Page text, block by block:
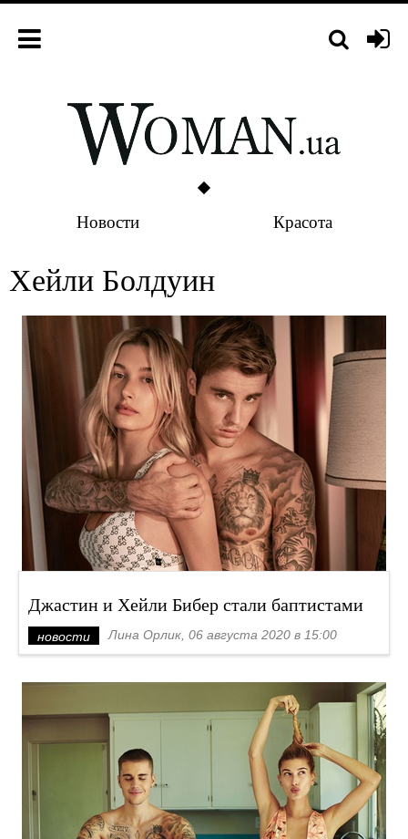
Новости Красота
Хейли Болдуин
Джастин и Хейли Бибер стали баптистами
новости Лина Орлик, 06 августа 2020 в 15:00